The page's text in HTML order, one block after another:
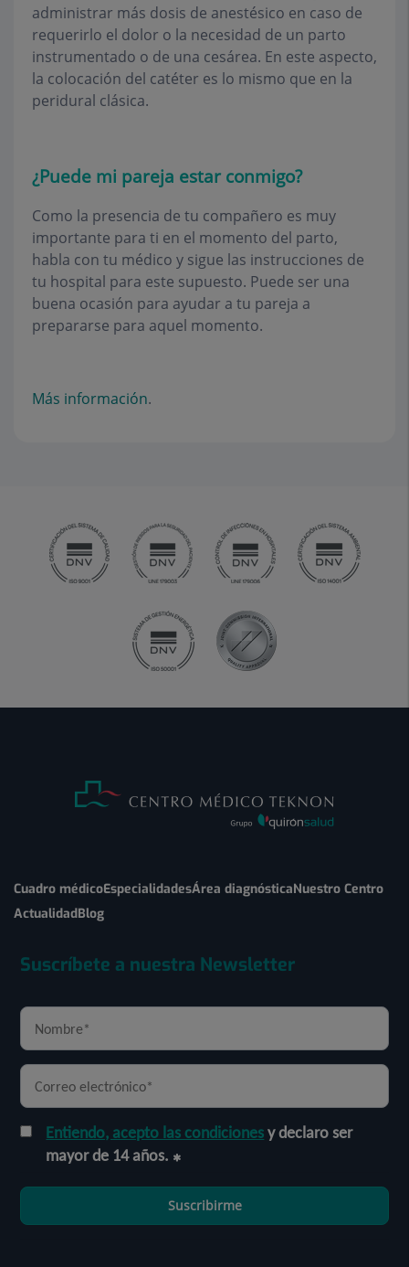
administrar más dosis de anestésico en caso de
requerirlo el dolor o la necesidad de un parto
instrumentado o de una cesárea. En este aspecto,
la colocación del catéter es lo mismo que en la
peridural clásica.
¿Puede mi pareja estar conmigo?
Como la presencia de tu compañero es muy
importante para ti en el momento del parto,
habla con tu médico y sigue las instrucciones de
tu hospital para este supuesto. Puede ser una
buena ocasión para ayudar a tu pareja a
prepararse para aquel momento.
Más información.
Cuadro médicoEspecialidadesÁrea diagnósticaNuestro Centro
ActualidadBlog
Suscríbete a nuestra Newsletter
Entiendo, acepto las condicionesy declaro ser
mayor de 14 años.
Suscribirme